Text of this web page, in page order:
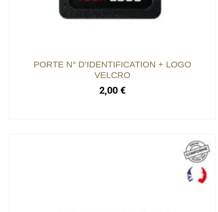
PORTE N° D’IDENTIFICATION + LOGO
VELCRO
2,00 €